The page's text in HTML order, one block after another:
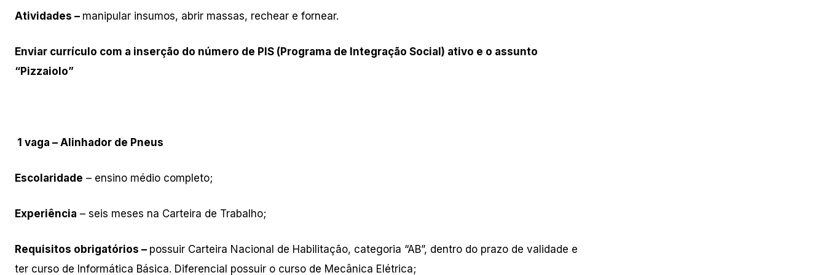
Atividades – manipular insumos, abrir massas, rechear e fornear.
Enviar currículo com a inserção do número de PIS (Programa de Integração Social) ativo e o assunto
“Pizzaiolo”
1 vaga – Alinhador de Pneus
Escolaridade – ensino médio completo;
Experiência – seis meses na Carteira de Trabalho;
Requisitos obrigatórios – possuir Carteira Nacional de Habilitação, categoria “AB”, dentro do prazo de validade e
ter curso de Informática Básica. Diferencial possuir o curso de Mecânica Elétrica;